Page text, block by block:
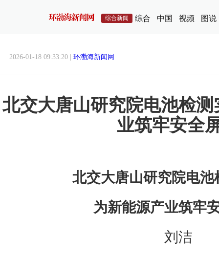
综合新闻 综合 中国 视频 图说
2026-01-18 09:33:20 | 环渤海新闻网
北交大唐山研究院电池检
业筑牢安全
北交大唐山研究院电池
为新能源产业筑牢
刘洁